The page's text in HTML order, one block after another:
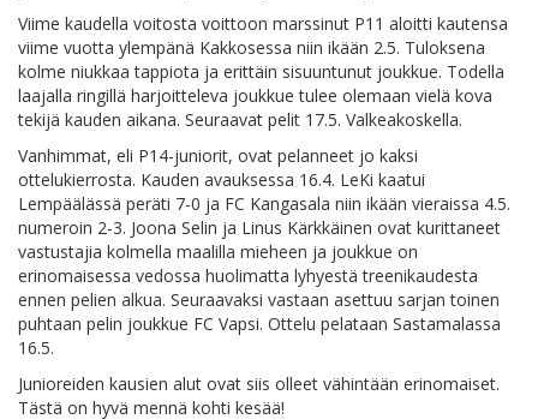
Viime kaudella voitosta voittoon marssinut P11 aloitti kautensa
viime vuotta ylempänä Kakkosessa niin ikään 2.5. Tuloksena
kolme niukkaa tappiota ja erittäin sisuuntunut joukkue. Todella
laajalla ringillä harjoitteleva joukkue tulee olemaan vielä kova
tekijä kauden aikana. Seuraavat pelit 17.5. Valkeakoskella.
Vanhimmat, eli P14-juniorit, ovat pelanneet jo kaksi
ottelukierrosta. Kauden avauksessa 16.4. LeKi kaatui
Lempäälässä peräti 7-0 ja FC Kangasala niin ikään vieraissa 4.5.
numeroin 2-3. Joona Selin ja Linus Kärkkäinen ovat kurittaneet
vastustajia kolmella maalilla mieheen ja joukkue on
erinomaisessa vedossa huolimatta lyhyestä treenikaudesta
ennen pelien alkua. Seuraavaksi vastaan asettuu sarjan toinen
puhtaan pelin joukkue FC Vapsi. Ottelu pelataan Sastamalassa
16.5.
Junioreiden kausien alut ovat siis olleet vähintään erinomaiset.
Tästä on hyvä mennä kohti kesää!